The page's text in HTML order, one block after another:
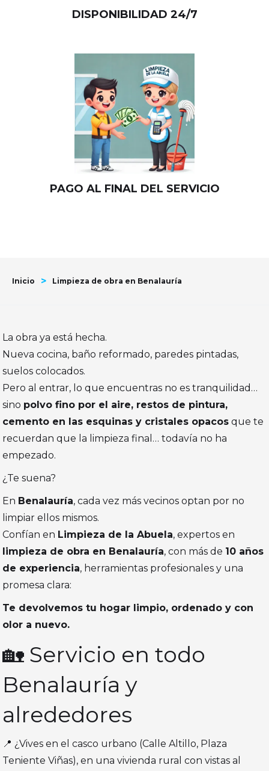
DISPONIBILIDAD 24/7
PAGO AL FINAL DEL SERVICIO
Inicio > Limpieza de obra en Benalauría
La obra ya está hecha.
Nueva cocina, baño reformado, paredes pintadas,
suelos colocados.
Pero al entrar, lo que encuentras no es tranquilidad…
sino polvo fino por el aire, restos de pintura,
cemento en las esquinas y cristales opacos que te
recuerdan que la limpieza final… todavía no ha
empezado.
¿Te suena?
En Benalauría, cada vez más vecinos optan por no
limpiar ellos mismos.
Confían en Limpieza de la Abuela, expertos en
limpieza de obra en Benalauría, con más de 10 años
de experiencia, herramientas profesionales y una
promesa clara:
Te devolvemos tu hogar limpio, ordenado y con
olor a nuevo.
🏡 Servicio en todo
Benalauría y
alrededores
📍 ¿Vives en el casco urbano (Calle Altillo, Plaza
Teniente Viñas), en una vivienda rural con vistas al